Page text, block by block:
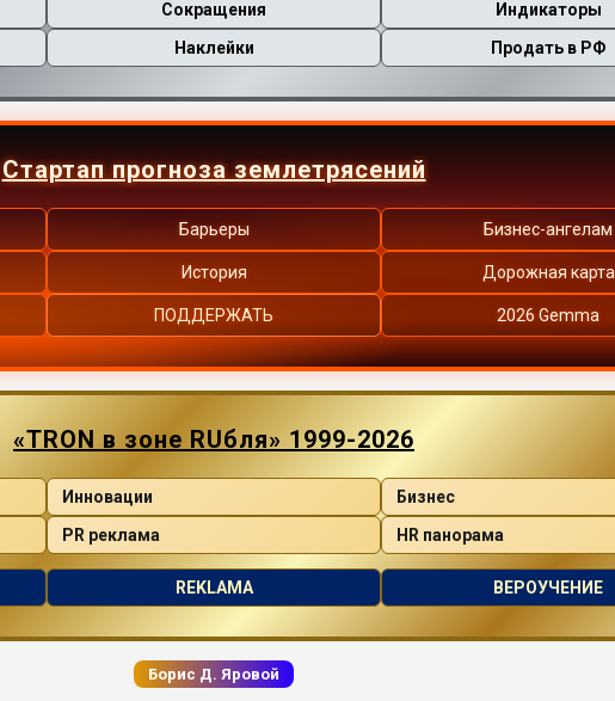
Сокращения
Наклейки
Индикаторы
Продать в РФ
Стартап прогноза землетрясений
Барьеры
История
ПОДДЕРЖАТЬ
Бизнес-ангелам
Дорожная карта
2026 Gemma
«TRON в зоне RUбля» 1999-2026
Инновации
PR реклама
Бизнес
HR панорама
REKLAMA ВЕРОУЧЕНИЕ
Борис Д. Яровой